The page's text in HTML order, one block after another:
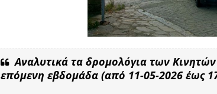
Αναλυτικά τα δρομολόγια των
επόμενη εβδομάδα (από 11-05-2026 έως